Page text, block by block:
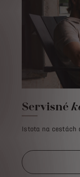
Servisné
Istota na cestách